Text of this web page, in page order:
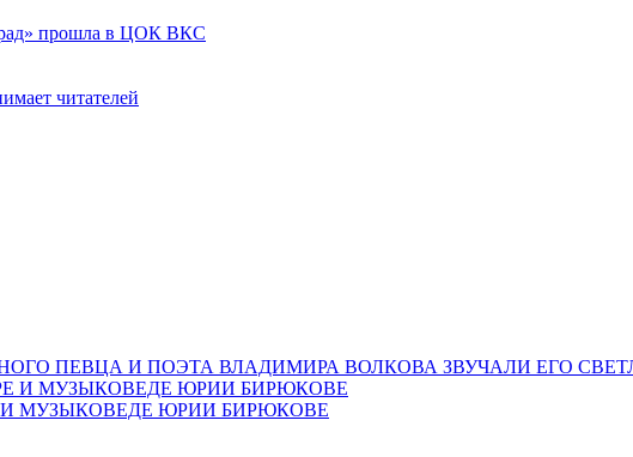
прошла в ЦОК ВКС
читателей
ПЕВЦА И ПОЭТА ВЛАДИМИРА ВОЛКОВА ЗВУЧАЛИ ЕГО
МУЗЫКОВЕДЕ ЮРИИ БИРЮКОВЕ